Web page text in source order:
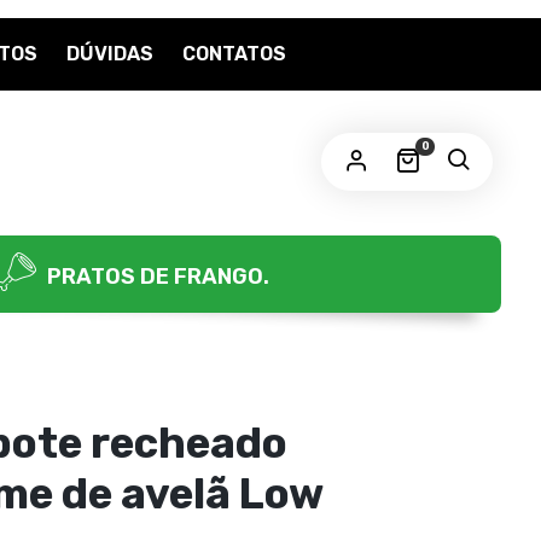
DÚVIDAS CONTATOS
0
dados pessoais serão usados para aprimorar a sua
de privacidade
PRATOS DE FRANGO.
recheado
de avelã Low